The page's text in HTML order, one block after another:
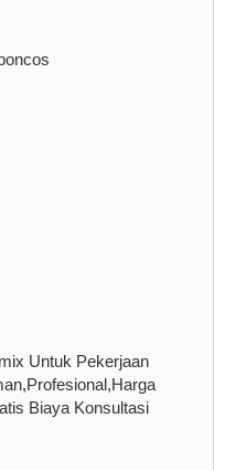
Untuk Pekerjaan
Biaya Konsultasi